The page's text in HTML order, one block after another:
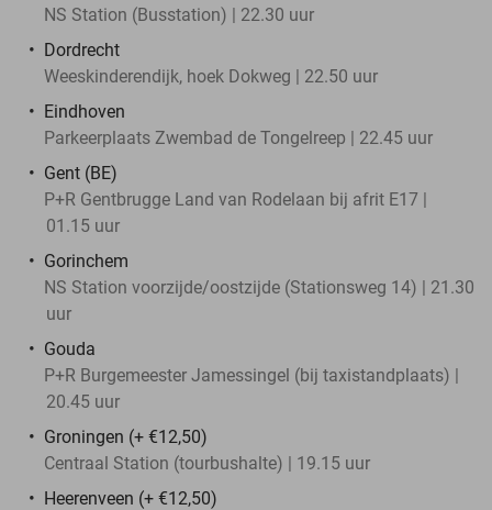
NS Station (Busstation) | 22.30 uur
Dordrecht
Weeskinderendijk, hoek Dokweg | 22.50 uur
Eindhoven
Parkeerplaats Zwembad de Tongelreep | 22.45 uur
Gent (BE)
P+R Gentbrugge Land van Rodelaan bij afrit E17 |
01.15 uur
Gorinchem
NS Station voorzijde/oostzijde (Stationsweg 14) | 21.30
uur
Gouda
P+R Burgemeester Jamessingel (bij taxistandplaats) |
20.45 uur
Groningen (+ €12,50)
Centraal Station (tourbushalte) | 19.15 uur
Heerenveen (+ €12,50)